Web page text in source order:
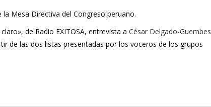
Mesa Directiva del Congreso peruano.
de Radio EXITOSA, entrevista aCésar Delgado-Guembes
de las dos listas presentadas por los voceros de los grupos